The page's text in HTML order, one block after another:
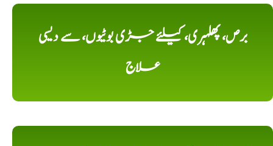
برص، پھلہری، کیلئے جڑی بوٹیوں، سے دیسی
علاج